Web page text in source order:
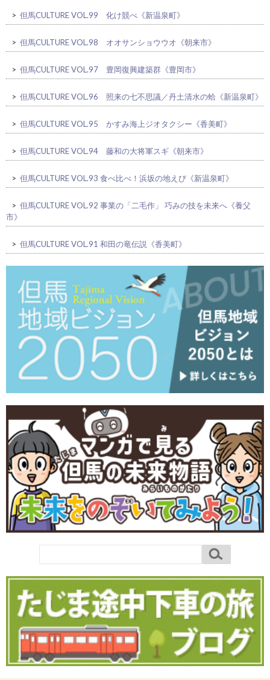
> 但馬CULTURE VOL.99 化け競べ《新温泉町》
> 但馬CULTURE VOL.98 オオサンショウウオ《朝来市》
> 但馬CULTURE VOL.97 豊岡復興建築群《豊岡市》
> 但馬CULTURE VOL.96 照来の七不思議／丹土清水の蛤《新温泉町》
> 但馬CULTURE VOL.95 かすみ海上ジオタクシー《香美町》
> 但馬CULTURE VOL.94 藤和の大将軍スギ《朝来市》
> 但馬CULTURE VOL.93 食べ比べ！浜坂の地えび《新温泉町》
> 但馬CULTURE VOL.92 事業の「二毛作」 巧みの技を未来へ《養父
市》
> 但馬CULTURE VOL.91 和田の竜伝説《香美町》